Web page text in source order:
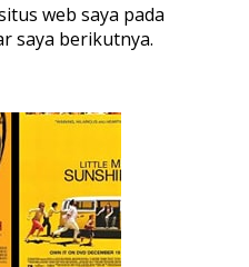
web saya pada
saya berikutnya.